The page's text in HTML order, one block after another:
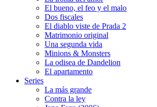
El bueno, el feo y el malo
Dos fiscales
El diablo viste de Prada 2
Matrimonio original
Una segunda vida
Minions & Monsters
La odisea de Dandelion
El apartamento
Series
La más grande
Contra la ley